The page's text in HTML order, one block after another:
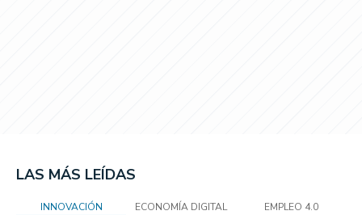
LAS MÁS LEÍDAS
INNOVACIÓN ECONOMÍA DIGITAL EMPLEO 4.0